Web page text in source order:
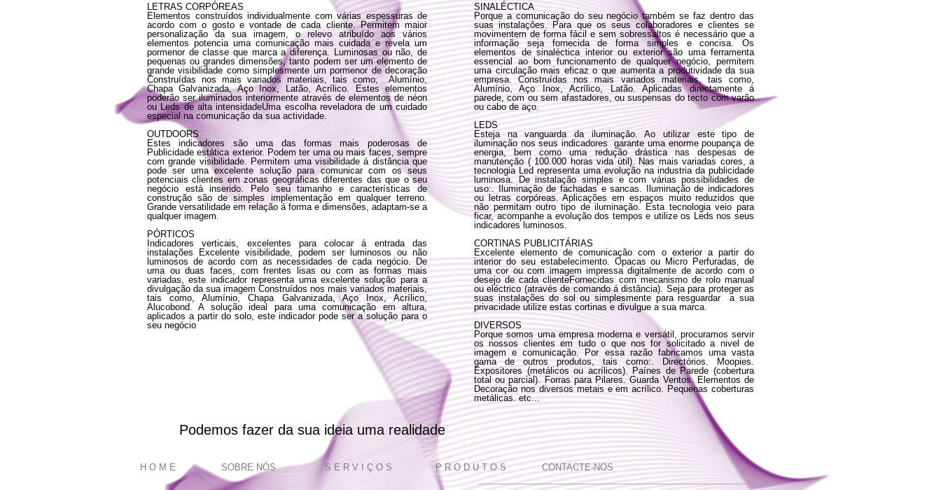
S E R V I Ç O S CONTACTE-NOS
SOBRE NÓS
H O M E P R O D U T O S
Podemos fazer da sua ideia uma realidade
SINALÉCTICA
Porque a comunicação do seu negócio também se faz dentro das
suas instalações. Para que os seus colaboradores e clientes se
movimentem de forma fácil e sem sobressaltos é necessário que a
informação seja fornecida de forma simples e concisa. Os
elementos de sinaléctica interior ou exterior são uma ferramenta
essencial ao bom funcionamento de qualquer negócio, permitem
uma circulação mais eficaz o que aumenta a produtividade da sua
empresa. Construídas nos mais variados materiais, tais como,
Alumínio, Aço Inox, Acrílico, Latão. Aplicadas directamente á
parede, com ou sem afastadores, ou suspensas do tecto com varão
ou cabo de aço.
LEDS
Esteja na vanguarda da iluminação. Ao utilizar este tipo de
iluminação nos seus indicadores garante uma enorme poupança de
energia, bem como uma redução drástica nas despesas de
manutenção ( 100.000 horas vida útil). Nas mais variadas cores, a
tecnologia Led representa uma evolução na industria da publicidade
luminosa. De instalação simples e com várias possibilidades de
uso:. Iluminação de fachadas e sancas. Iluminação de indicadores
ou letras corpóreas. Aplicações em espaços muito reduzidos que
não permitam outro tipo de iluminação. Esta tecnologia veio para
ficar, acompanhe a evolução dos tempos e utilize os Leds nos seus
indicadores luminosos.
CORTINAS PUBLICITÁRIAS
Excelente elemento de comunicação com o exterior a partir do
interior do seu estabelecimento. Opacas ou Micro Perfuradas, de
uma cor ou com imagem impressa digitalmente de acordo com o
desejo de cada clienteFornecidas com mecanismo de rolo manual
ou eléctrico (através de comando á distância). Seja para proteger as
suas instalações do sol ou simplesmente para resguardar a sua
privacidade utilize estas cortinas e divulgue a sua marca.
DIVERSOS
Porque somos uma empresa moderna e versátil, procuramos servir
os nossos clientes em tudo o que nos for solicitado a nivel de
imagem e comunicação. Por essa razão fabricamos uma vasta
gama de outros produtos, tais como:. Directórios. Moopies.
Expositores (metálicos ou acrílicos). Paínes de Parede (cobertura
total ou parcial). Forras para Pilares. Guarda Ventos. Elementos de
Decoração nos diversos metais e em acrílico. Pequenas coberturas
metálicas. etc...
LETRAS CORPÓREAS
Elementos construídos individualmente com várias espessuras de
acordo com o gosto e vontade de cada cliente. Permitem maior
personalização da sua imagem, o relevo atribuído aos vários
elementos potencia uma comunicação mais cuidada e revela um
pormenor de classe que marca a diferença. Luminosas ou não, de
pequenas ou grandes dimensões, tanto podem ser um elemento de
grande visibilidade como simplesmente um pormenor de decoração
Construídas nos mais variados materiais, tais como, Alumínio,
Chapa Galvanizada, Aço Inox, Latão, Acrílico. Estes elementos
poderão ser iluminados interiormente através de elementos de néon
ou Leds de alta intensidadeUma escolha reveladora de um cuidado
especial na comunicação da sua actividade.
OUTDOORS
Estes indicadores são uma das formas mais poderosas de
Publicidade estática exterior. Podem ter uma ou mais faces, sempre
com grande visibilidade. Permitem uma visibilidade á distância que
pode ser uma excelente solução para comunicar com os seus
potenciais clientes em zonas geográficas diferentes das que o seu
negócio está inserido. Pelo seu tamanho e características de
construção são de simples implementação em qualquer terreno.
Grande versatilidade em relação á forma e dimensões, adaptam-se a
qualquer imagem.
PÓRTICOS
Indicadores verticais, excelentes para colocar á entrada das
instalações Excelente visibilidade, podem ser luminosos ou não
luminosos de acordo com as necessidades de cada negócio. De
uma ou duas faces, com frentes lisas ou com as formas mais
variadas, este indicador representa uma excelente solução para a
divulgação da sua imagem Construídos nos mais variados materiais,
tais como, Alumínio, Chapa Galvanizada, Aço Inox, Acrílico,
Alucobond. A solução ideal para uma comunicação em altura,
aplicados a partir do solo, este indicador pode ser a solução para o
seu negócio